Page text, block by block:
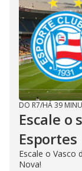
DO R7/HÁ 39
Escale o
Esportes
Escale o Vasco
Nova!